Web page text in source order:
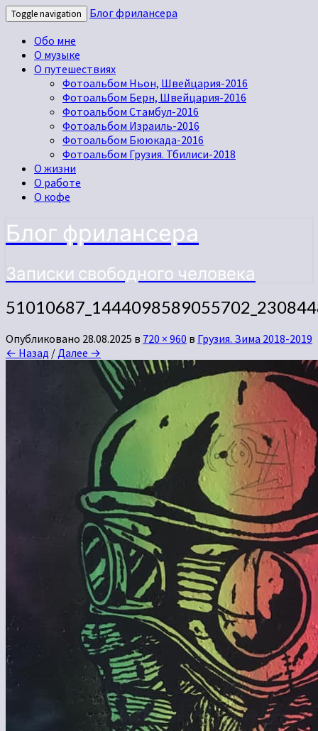
Toggle navigation
Блог фрилансера
Обо мне
О музыке
О путешествиях
Фотоальбом Ньон, Швейцария-2016
Фотоальбом Берн, Швейцария-2016
Фотоальбом Стамбул-2016
Фотоальбом Израиль-2016
Фотоальбом Бююкада-2016
Фотоальбом Грузия. Тбилиси-2018
О жизни
О работе
О кофе
Блог фрилансера
Записки свободного человека
Опубликовано 28.08.2025 в 720 × 960 в Грузия. Зима 2018-2019
← Назад /Далее →